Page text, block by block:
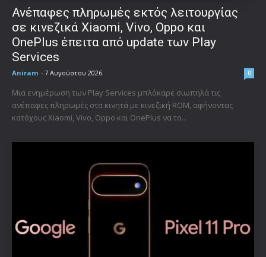
Ανέπαφες πληρωμές εκτός λειτουργίας
σε κινεζικά Xiaomi, Vivo, Oppo και
OnePlus έπειτα από update των Play
Services
Aniram - 7 Αυγούστου 2026 0
Μια ενημέρωση των Play Services μπλόκαρε σιωπηλά τις
ανέπαφες πληρωμές στα κινητά με κινεζική ROM, αφήνοντας
κατόχους Xiaomi, Vivo, Oppo και OnePlus να το...